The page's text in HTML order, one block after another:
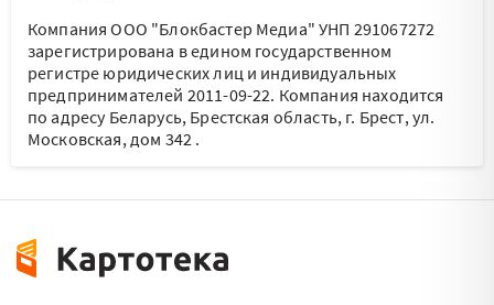
Компания ООО "Блокбастер Медиа" УНП 291067272
зарегистрирована в едином государственном
регистре юридических лиц и индивидуальных
предпринимателей 2011-09-22. Компания находится
по адресу Беларусь, Брестская область, г. Брест, ул.
Московская, дом 342 .